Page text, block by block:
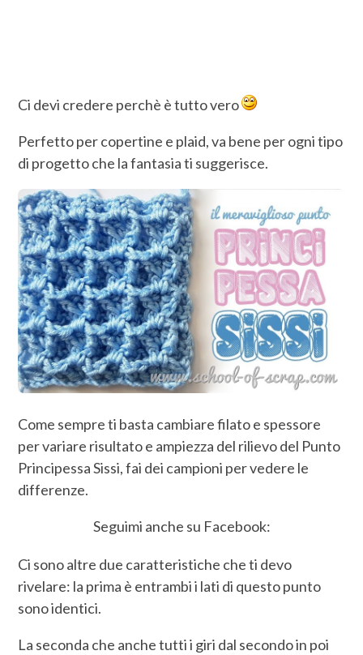
Ci devi credere perchè è tutto vero
Perfetto per copertine e plaid, va bene per ogni tipo
di progetto che la fantasia ti suggerisce.
Come sempre ti basta cambiare filato e spessore
per variare risultato e ampiezza del rilievo del Punto
Principessa Sissi, fai dei campioni per vedere le
differenze.
Seguimi anche su Facebook:
Ci sono altre due caratteristiche che ti devo
rivelare: la prima è entrambi i lati di questo punto
sono identici.
La seconda che anche tutti i giri dal secondo in poi